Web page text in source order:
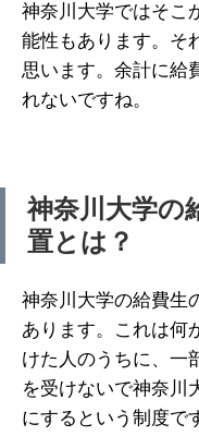
神奈川大学ではそこ
能性もあります。そ
思います。余計に給
れないですね。
神奈川大学の
置とは？
神奈川大学の給費生
あります。これは何
けた人のうちに、一
を受けないで神奈川
にするという制度で